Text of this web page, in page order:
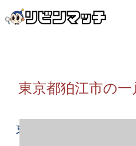
東京都狛江市の
東京都狛江市の一戸建